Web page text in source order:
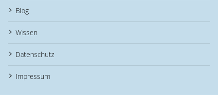
Blog
Wissen
Datenschutz
Impressum